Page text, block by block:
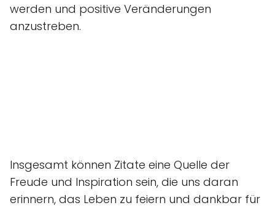
werden und positive Veränderungen
anzustreben.
Insgesamt können Zitate eine Quelle der
Freude und Inspiration sein, die uns daran
erinnern, das Leben zu feiern und dankbar für